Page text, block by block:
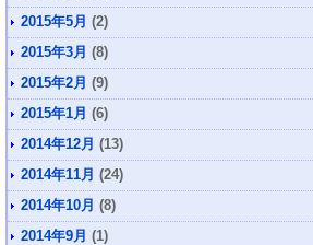
2015年5月 (2)
2015年3月 (8)
2015年2月 (9)
2015年1月 (6)
2014年12月 (13)
2014年11月 (24)
2014年10月 (8)
2014年9月 (1)